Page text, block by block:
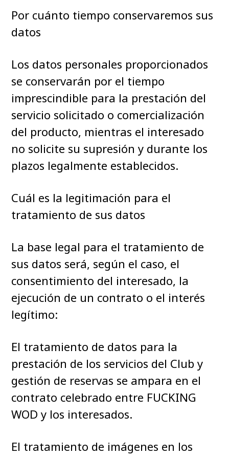
Por cuánto tiempo conservaremos sus
datos
Los datos personales proporcionados
se conservarán por el tiempo
imprescindible para la prestación del
servicio solicitado o comercialización
del producto, mientras el interesado
no solicite su supresión y durante los
plazos legalmente establecidos.
Cuál es la legitimación para el
tratamiento de sus datos
La base legal para el tratamiento de
sus datos será, según el caso, el
consentimiento del interesado, la
ejecución de un contrato o el interés
legítimo:
El tratamiento de datos para la
prestación de los servicios del Club y
gestión de reservas se ampara en el
contrato celebrado entre FUCKING
WOD y los interesados.
El tratamiento de imágenes en los